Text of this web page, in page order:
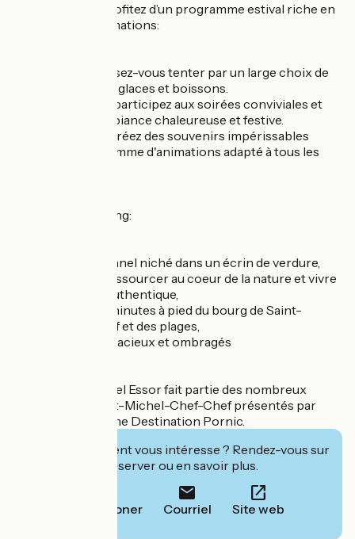
En juillet-août, profitez d’un programme estival riche en
saveurs et en animations:
Au snack-bar, laissez-vous tenter par un large choix de
grillades, galettes, glaces et boissons.
Chaque semaine, participez aux soirées conviviales et
profitez d'une ambiance chaleureuse et festive.
Petits et grands, créez des souvenirs impérissables
grâce à un programme d'animations adapté à tous les
Les + de ce camping:
Camping traditionnel niché dans un écrin de verdure,
idéal pour vous ressourcer au coeur de la nature et vivre
une expérience authentique,
Situé à quelques minutes à pied du bourg de Saint-
Michel-Chef-Chef et des plages,
Emplacements spacieux et ombragés
L'établissement Bel Essor fait partie des nombreux
campings de Saint-Michel-Chef-Chef présentés par
l'Office de Tourisme Destination Pornic.
Cet établissement vous intéresse ? Rendez-vous sur
leur site pour réserver ou en savoir plus.
Téléphoner Courriel Site web